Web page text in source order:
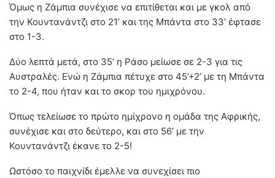
Όμως η Ζάμπια συνέχισε να επιτίθεται και με γκολ από
την Κουντανάντζι στο 21’ και της Μπάντα στο 33’ έφτασε
στο 1-3.
Δύο λεπτά μετά, στο 35’ η Ράσο μείωσε σε 2-3 για τις
Αυστραλές. Ενώ η Ζάμπια πέτυχε στο 45’+2’ με τη Μπάντα
το 2-4, που ήταν και το σκορ του ημιχρόνου.
Όπως τελείωσε το πρώτο ημίχρονο η ομάδα της Αφρικής,
συνέχισε και στο δεύτερο, και στο 56’ με την
Κουντανάντζι έκανε το 2-5!
Ωστόσο το παιχνίδι έμελλε να συνεχίσει πιο